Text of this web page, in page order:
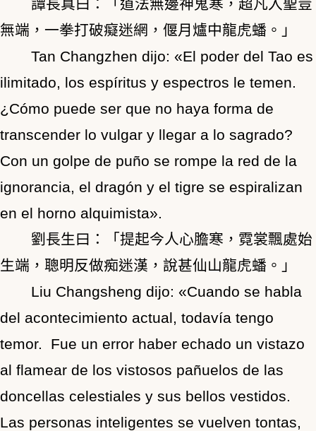
譚長真曰：「道法無邊神鬼寒，超凡入聖豈
無端，一拳打破癡迷網，偃月爐中龍虎蟠。」
Tan Changzhen dijo: «El poder del Tao es
ilimitado, los espíritus y espectros le temen.
¿Cómo puede ser que no haya forma de
transcender lo vulgar y llegar a lo sagrado?
Con un golpe de puño se rompe la red de la
ignorancia, el dragón y el tigre se espiralizan
en el horno alquimista».
劉長生曰：「提起今人心膽寒，霓裳飄處始
生端，聰明反做痴迷漢，說甚仙山龍虎蟠。」
Liu Changsheng dijo: «Cuando se habla
del acontecimiento actual, todavía tengo
temor. Fue un error haber echado un vistazo
al flamear de los vistosos pañuelos de las
doncellas celestiales y sus bellos vestidos.
Las personas inteligentes se vuelven tontas,